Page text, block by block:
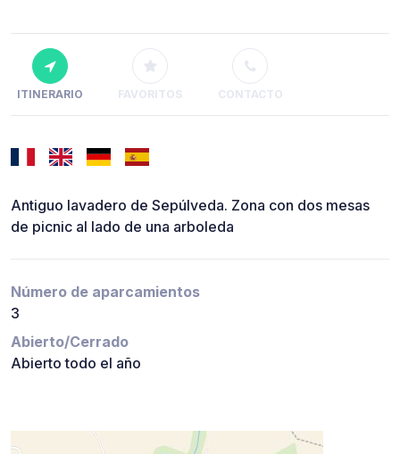
ITINERARIO FAVORITOS CONTACTO
Antiguo lavadero de Sepúlveda. Zona con dos mesas
de picnic al lado de una arboleda
Número de aparcamientos
3
Abierto/Cerrado
Abierto todo el año